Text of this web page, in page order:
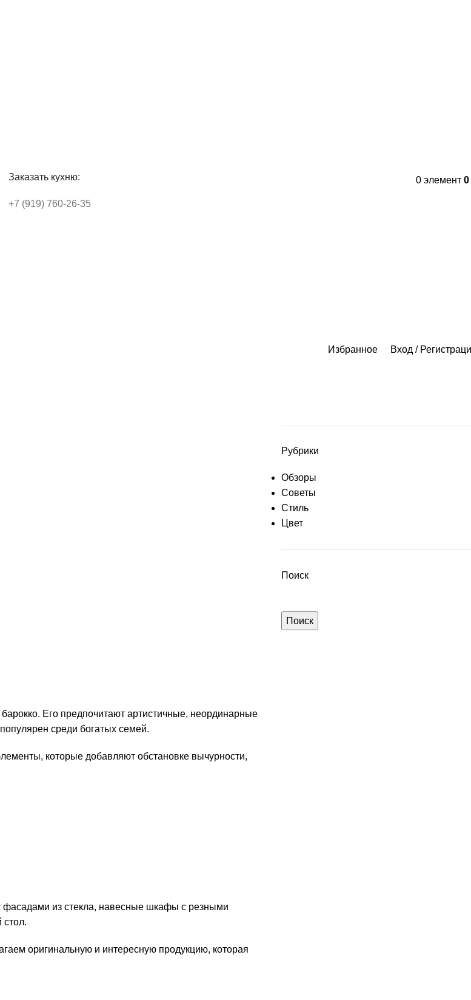
Заказать кухню:
+7 (919) 760-26-35
0 элемент 0
Избранное Вход /
Его предпочитают артистичные, неординарные
среди богатых семей.
которые добавляют обстановке вычурности,
фасадами из стекла, навесные шкафы с резными
оригинальную и интересную продукцию, которая
Рубрики
Обзоры
Советы
Стиль
Цвет
Поиск
Поиск